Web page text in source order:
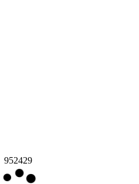
952429